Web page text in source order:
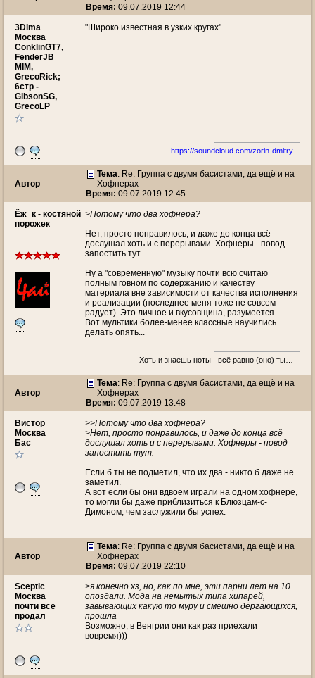
Время: 09.07.2019 12:44
3Dima
Москва
ConklinGT7,
FenderJB
MIM,
GrecoRick;
6стр -
GibsonSG,
GrecoLP
"Широко известная в узких кругах"
https://soundcloud.com/zorin-dmitry
Автор
Тема: Re: Группа с двумя басистами, да ещё и на
Хофнерах
Время: 09.07.2019 12:45
Ёж_к - костяной
порожек
>Потому что два хофнера?
Нет, просто понравилось, и даже до конца всё
дослушал хоть и с перерывами. Хофнеры - повод
запостить тут.
Ну а "современную" музыку почти всю считаю
полным говном по содержанию и качеству
материала вне зависимости от качества исполнения
и реализации (последнее меня тоже не совсем
радует). Это личное и вкусовщина, разумеется.
Вот мультики более-менее классные научились
делать опять...
Хоть и знаешь ноты - всё равно (оно) ты…
Автор
Тема: Re: Группа с двумя басистами, да ещё и на
Хофнерах
Время: 09.07.2019 13:48
Вистор
Москва
Бас
>>Потому что два хофнера?
>Нет, просто понравилось, и даже до конца всё
дослушал хоть и с перерывами. Хофнеры - повод
запостить тут.
Если б ты не подметил, что их два - никто б даже не
заметил.
А вот если бы они вдвоем играли на одном хофнере,
то могли бы даже приблизиться к Блюзцам-с-
Димоном, чем заслужили бы успех.
Автор
Тема: Re: Группа с двумя басистами, да ещё и на
Хофнерах
Время: 09.07.2019 22:10
Scеptic
Москва
почти всё
продал
>я конечно хз, но, как по мне, эти парни лет на 10
опоздали. Мода на немытых типа хипарей,
завывающих какую то муру и смешно дёргающихся,
прошла
Возможно, в Венгрии они как раз приехали
вовремя)))